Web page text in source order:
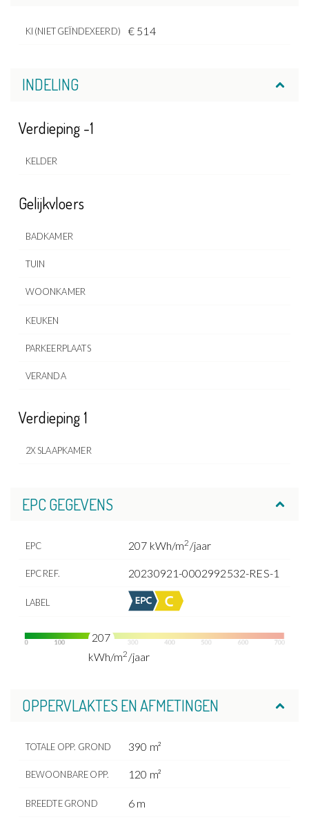
KI (NIET GEÏNDEXEERD) € 514
INDELING
Verdieping -1
KELDER
Gelijkvloers
BADKAMER
TUIN
WOONKAMER
KEUKEN
PARKEERPLAATS
VERANDA
Verdieping 1
2X SLAAPKAMER
EPC GEGEVENS
EPC 207 kWh/m2 /jaar
EPC REF. 20230921-0002992532-RES-1
LABEL
207
kWh/m2 /jaar
OPPERVLAKTES EN AFMETINGEN
TOTALE OPP. GROND 390 m²
BEWOONBARE OPP. 120 m²
BREEDTE GROND 6 m